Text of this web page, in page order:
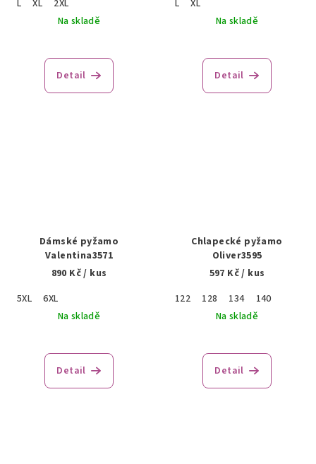
L XL
2XL
Na skladě
Detail
L
XL
Na skladě
Detail
Dámské pyžamo
Valentina3571
890 Kč/ kus
5XL
6XL
Na skladě
Detail
Chlapecké pyžamo
Oliver3595
597 Kč/ kus
122
128 134
140
Na skladě
Detail